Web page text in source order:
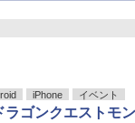
iPhone イベント
ラゴンクエストモ